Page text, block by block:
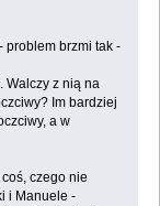
problem brzmi tak -
Walczy z nią na
Im bardziej
a w
czego nie
i Manuele -